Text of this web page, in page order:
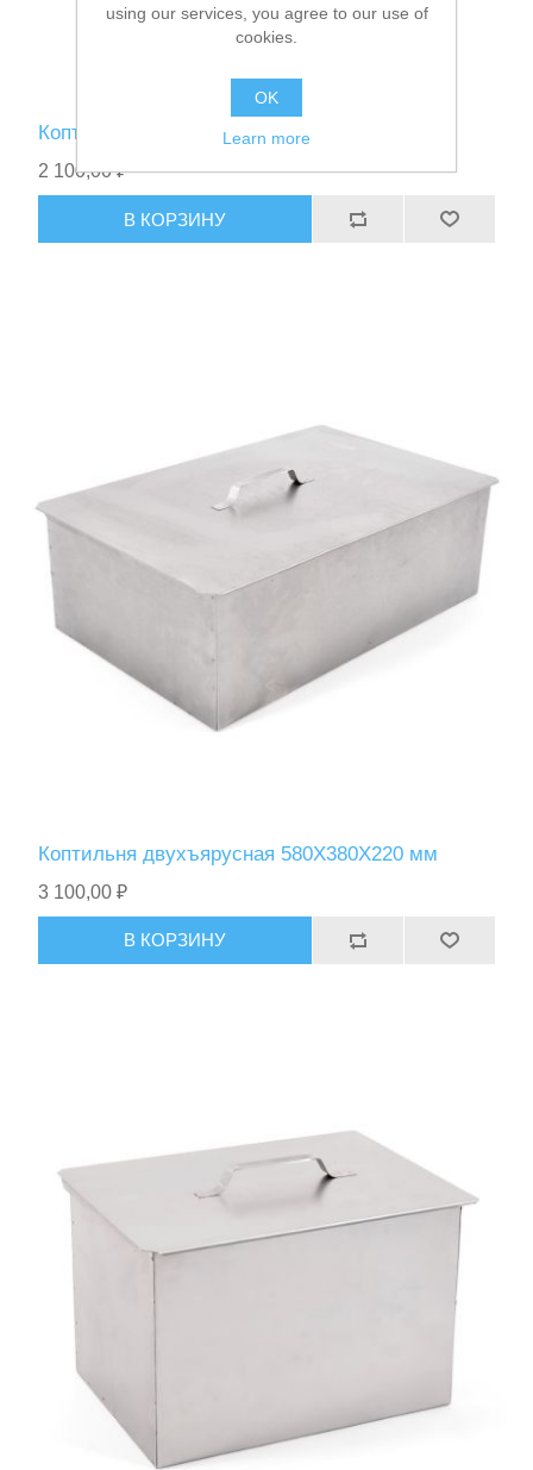
Коптильня двухъярусная 480Х280Х270 ММ
2 100,00 ₽
В КОРЗИНУ
Коптильня двухъярусная 580Х380Х220 мм
3 100,00 ₽
В КОРЗИНУ
using our services, you agree to our use of
cookies.
OK
Learn more